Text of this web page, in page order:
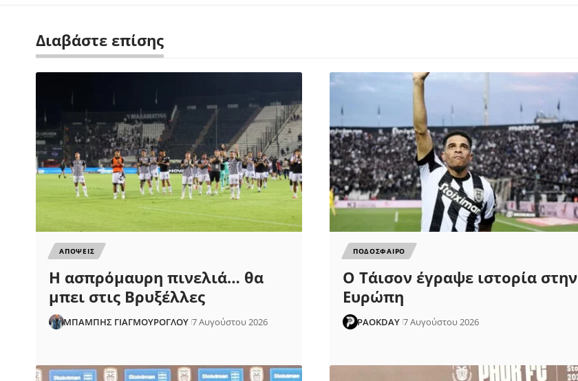
Διαβάστε επίσης
ΑΠΟΨΕΙΣ
Η ασπρόμαυρη πινελιά… θα
μπει στις Βρυξέλλες
ΜΠΑΜΠΗΣ ΓΙΑΓΜΟΥΡΟΓΛΟΥ 7 Αυγούστου 2026
ΠΟΔΟΣΦΑΙΡΟ
Ο Τάισον έγραψε ιστορία στην
Ευρώπη
PAOKDAY 7 Αυγούστου 2026